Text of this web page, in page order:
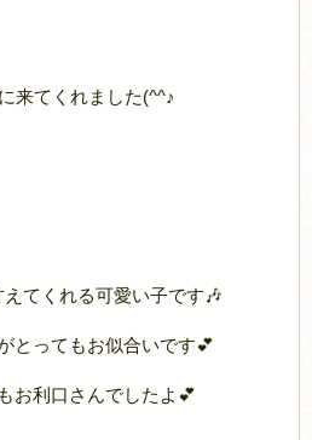
来てくれました(^^♪
てくれる可愛い子です🎶
とってもお似合いです💕
お利口さんでしたよ💕